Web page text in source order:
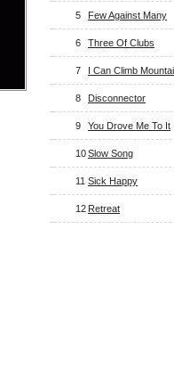
5 Few Against Many
6 Three Of Clubs
7 I Can Climb
8 Disconnector
9 You Drove Me To It
10Slow Song
11 Sick Happy
12 Retreat